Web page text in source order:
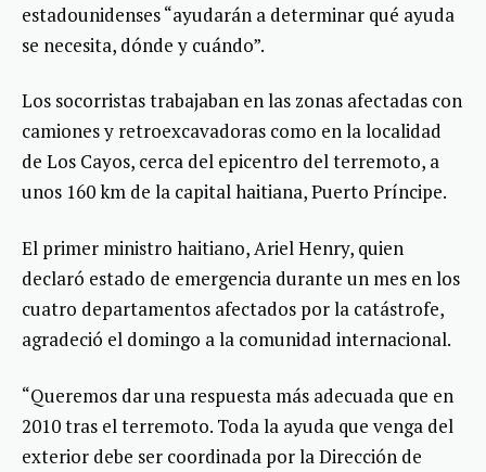
estadounidenses “ayudarán a determinar qué ayuda
se necesita, dónde y cuándo”.
Los socorristas trabajaban en las zonas afectadas con
camiones y retroexcavadoras como en la localidad
de Los Cayos, cerca del epicentro del terremoto, a
unos 160 km de la capital haitiana, Puerto Príncipe.
El primer ministro haitiano, Ariel Henry, quien
declaró estado de emergencia durante un mes en los
cuatro departamentos afectados por la catástrofe,
agradeció el domingo a la comunidad internacional.
“Queremos dar una respuesta más adecuada que en
2010 tras el terremoto. Toda la ayuda que venga del
exterior debe ser coordinada por la Dirección de